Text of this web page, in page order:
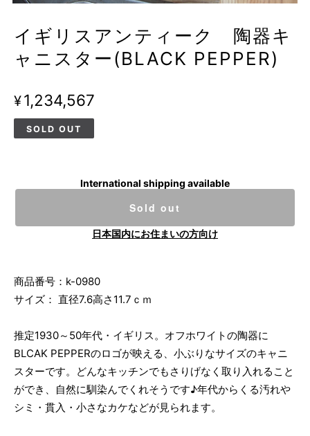
イギリスアンティーク 陶器キ
ャニスター(BLACK PEPPER)
¥1,234,567
SOLD OUT
International shipping available
Sold out
日本国内にお住まいの方向け
商品番号：k-0980
サイズ： 直径7.6高さ11.7ｃｍ
推定1930～50年代・イギリス。オフホワイトの陶器に
BLCAK PEPPERのロゴが映える、小ぶりなサイズのキャニ
スターです。どんなキッチンでもさりげなく取り入れること
ができ、自然に馴染んでくれそうです♪年代からくる汚れや
シミ・貫入・小さなカケなどが見られます。